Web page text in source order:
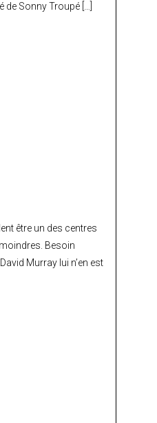
Sonny Troupé […]
être un des centres
Besoin
Murray lui n’en est